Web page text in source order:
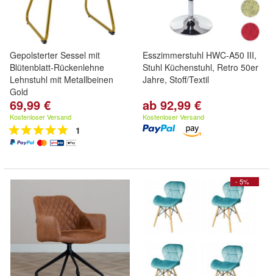
Gepolsterter Sessel mit
Blütenblatt-Rückenlehne
Lehnstuhl mit Metallbeinen
Gold
69,99 €
Kostenloser Versand
1
Esszimmerstuhl HWC-A50 III,
Stuhl Küchenstuhl, Retro 50er
Jahre, Stoff/Textil
ab 92,99 €
Kostenloser Versand
- 5%